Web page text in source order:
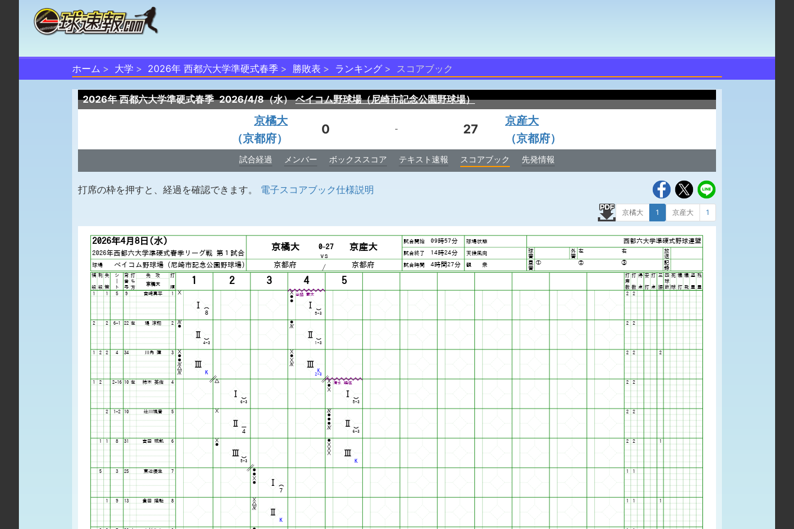
ホーム 大学 2026年 西都六大学準硬式春季 勝敗表 ランキング スコアブック
2026年 西都六大学準硬式春季 2026/4/8（水） ベイコム野球場（尼崎市記念公園野球場）
京橘大
（京都府）
0 - 27
京産大
（京都府）
試合経過 メンバー ボックススコア テキスト速報 スコアブック 先発情報
打席の枠を押すと、経過を確認できます。 電子スコアブック仕様説明
京産大 1
京橘大 1